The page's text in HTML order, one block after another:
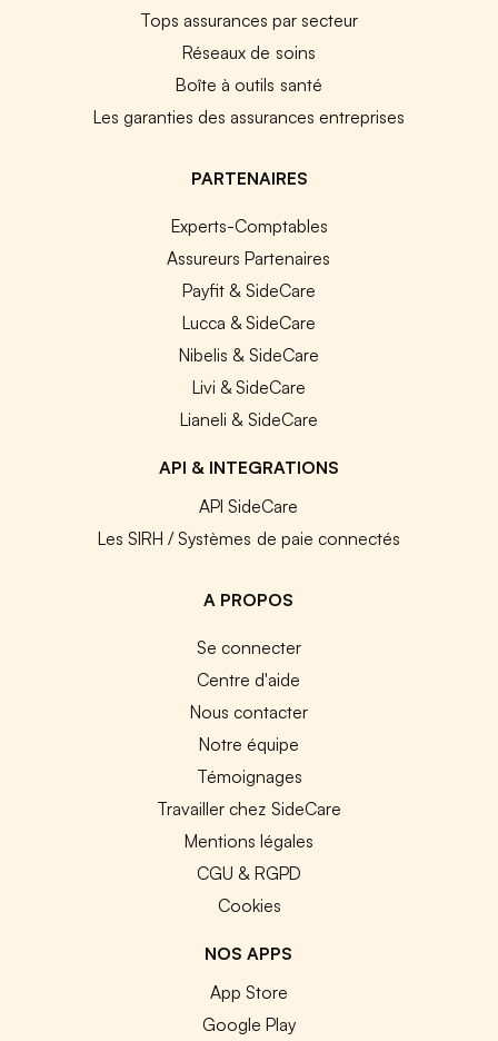
Tops assurances par secteur
Réseaux de soins
Boîte à outils santé
Les garanties des assurances entreprises
PARTENAIRES
Experts-Comptables
Assureurs Partenaires
Payfit & SideCare
Lucca & SideCare
Nibelis & SideCare
Livi & SideCare
Lianeli & SideCare
API & INTEGRATIONS
API SideCare
Les SIRH / Systèmes de paie connectés
A PROPOS
Se connecter
Centre d'aide
Nous contacter
Notre équipe
Témoignages
Travailler chez SideCare
Mentions légales
CGU & RGPD
Cookies
NOS APPS
App Store
Google Play